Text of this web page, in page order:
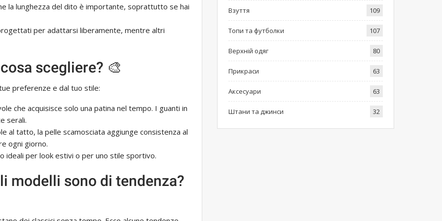
la lunghezza del dito è importante, soprattutto se hai
per adattarsi liberamente, mentre altri
scegliere? 🎨
preferenze e dal tuo stile:
che acquisisce solo una patina nel tempo. I guanti in
serali.
al tatto, la pelle scamosciata aggiunge consistenza al
ogni giorno.
ideali per look estivi o per uno stile sportivo.
modelli sono di tendenza?
Взуття 109
Топи та футболки 107
Верхній одяг 80
Прикраси 63
Аксесуари 63
Штани та джинси 32